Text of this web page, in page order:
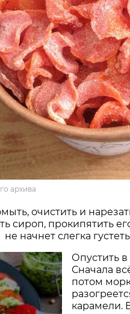
архива
очистить и
сироп, прокипятить
начнет слегка
Опустить
Сначала
потом
карамели.